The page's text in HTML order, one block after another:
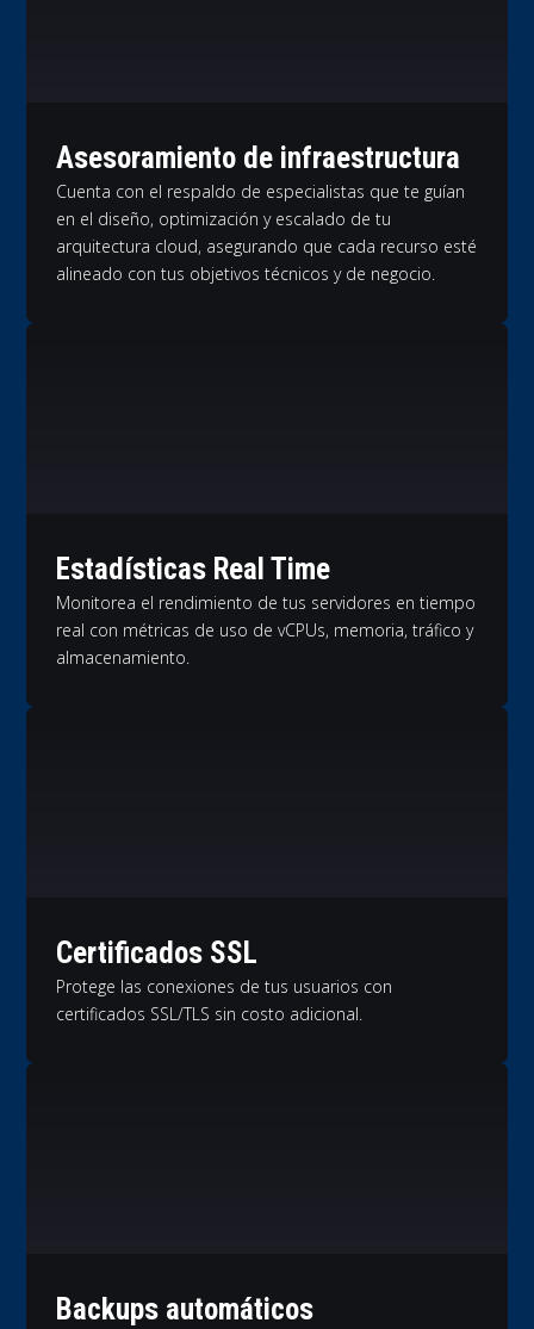
Asesoramiento de infraestructura
Cuenta con el respaldo de especialistas que te guían
en el diseño, optimización y escalado de tu
arquitectura cloud, asegurando que cada recurso esté
alineado con tus objetivos técnicos y de negocio.
Estadísticas Real Time
Monitorea el rendimiento de tus servidores en tiempo
real con métricas de uso de vCPUs, memoria, tráfico y
almacenamiento.
Certificados SSL
Protege las conexiones de tus usuarios con
certificados SSL/TLS sin costo adicional.
Backups automáticos